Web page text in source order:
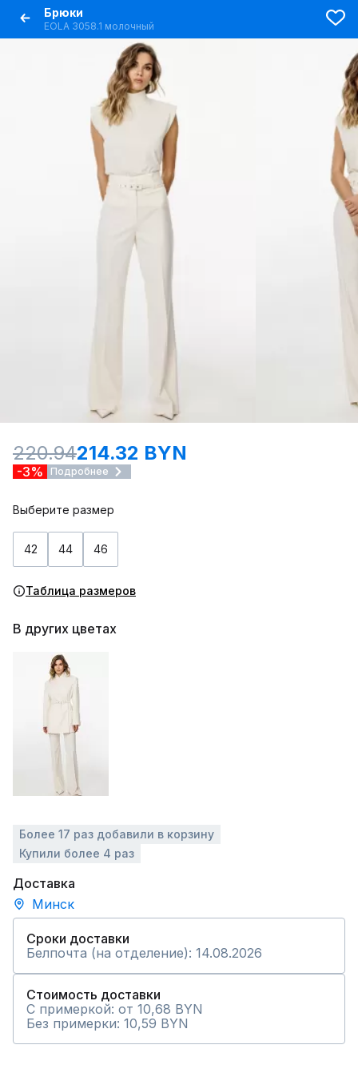
Брюки
EOLA 3058.1 молочный
220.94214.32 BYN
-3% Подробнее
Выберите размер
42 44 46
Таблица размеров
В других цветах
Более 17 раз добавили в корзину
Купили более 4 раз
Доставка
Минск
Сроки доставки
Белпочта (на отделение): 14.08.2026
Стоимость доставки
С примеркой: от 10,68 BYN
Без примерки: 10,59 BYN